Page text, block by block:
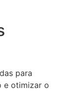
para
e otimizar o